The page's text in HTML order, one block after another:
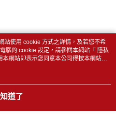
站使用 cookie 方式之詳情，及若您不希
腦的 cookie 設定，請參閱本網站「 隱私
本網站即表示您同意本公司得按本網站使
道了